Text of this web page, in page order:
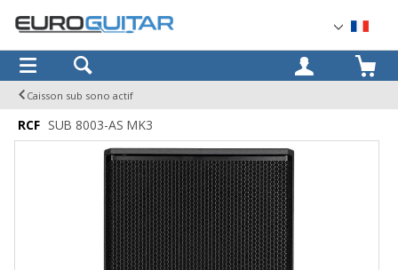
OK
Caisson sub sono actif
RCF SUB 8003-AS MK3